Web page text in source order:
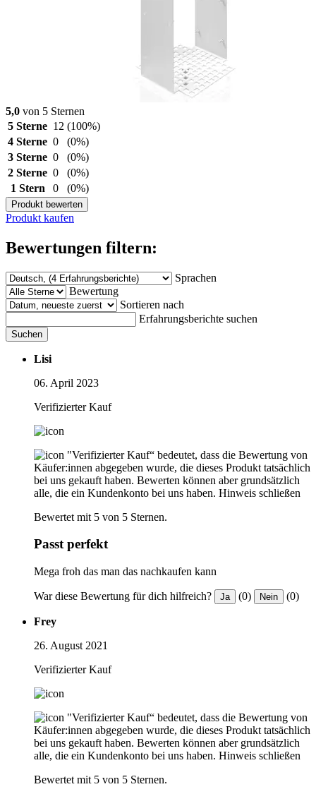
5,0 von 5 Sternen
5 Sterne 12 (100%)
4 Sterne 0
(0%)
3 Sterne 0
(0%)
2 Sterne 0
(0%)
1 Stern
0 (0%)
Produkt bewerten
Produkt kaufen
Bewertungen filtern:
Sprachen
Bewertung
Sortieren nach
Erfahrungsberichte suchen
Suchen
Lisi
06. April 2023
Verifizierter Kauf
"Verifizierter Kauf“ bedeutet, dass die Bewertung von
Käufer:innen abgegeben wurde, die dieses Produkt tatsächlich
bei uns gekauft haben. Bewerten können aber grundsätzlich
alle, die ein Kundenkonto bei uns haben. Hinweis schließen
Bewertet mit 5 von 5 Sternen.
Passt perfekt
Mega froh das man das nachkaufen kann
War diese Bewertung für dich hilfreich? Ja (0) Nein (0)
Frey
26. August 2021
Verifizierter Kauf
"Verifizierter Kauf“ bedeutet, dass die Bewertung von
Käufer:innen abgegeben wurde, die dieses Produkt tatsächlich
bei uns gekauft haben. Bewerten können aber grundsätzlich
alle, die ein Kundenkonto bei uns haben. Hinweis schließen
Bewertet mit 5 von 5 Sternen.